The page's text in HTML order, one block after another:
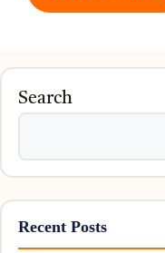
Search
Recent Posts